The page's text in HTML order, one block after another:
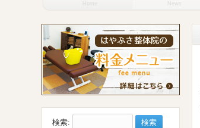
News
検索: